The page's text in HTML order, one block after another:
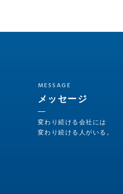
MESSAGE
メッセージ
変わり続ける会社には
変わり続ける人がいる。